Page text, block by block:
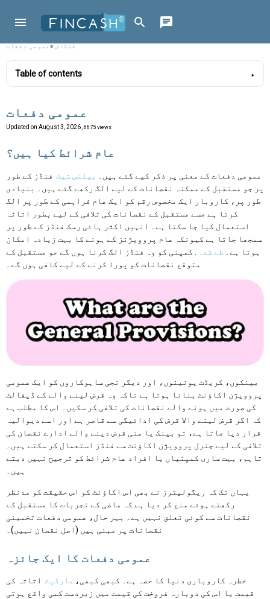
فنکاش»عمومی دفعات
Table of contents
عمومی دفعات
Updated on August 3, 2026 , 6675 views
عام شرائط کیا ہیں؟
عمومی دفعات کے معنی پر ذکر کیے گئے ہیں۔ بیلنس شیٹ فنڈز کے طور
پر جو مستقبل کے ممکنہ نقصانات کے لیے الگ رکھے گئے ہیں۔ بنیادی
طور پر، کاروبار ایک مخصوص رقم کو ایک عام فراہمی کے طور پر الگ
کرتا ہے جسے مستقبل کے نقصانات کی تلافی کے لیے بطور اثاثہ
استعمال کیا جا سکتا ہے۔ انہیں اکثر ہائی رسک فنڈز کے طور پر
سمجھا جاتا ہے کیونکہ عام پروویژنز کے ہونے کا بہت زیادہ امکان
ہوتا ہے۔
طے شدہ
. کمپنی کو وہ فنڈز الگ کرنا ہوں گے جو مستقبل کے
متوقع نقصانات کو پورا کرنے کے لیے کافی ہوں گے۔
بینکوں، کریڈٹ یونینوں، اور دیگر نجی ساہوکاروں کو ایک عمومی
پروویژن اکاؤنٹ بنانا ہوتا ہے تاکہ وہ قرض لینے والے کے ڈیفالٹ
کی صورت میں ہونے والے نقصانات کی تلافی کر سکیں۔ اس کا مطلب ہے
کہ اگر قرض لینے والا قرض کی ادائیگی سے قاصر ہے اور اسے دیوالیہ
قرار دیا جاتا ہے، تو بینک یا منی قرض دینے والے ادارے نقصان کی
تلافی کے لیے جنرل پروویژن اکاؤنٹ سے فنڈز استعمال کر سکتے ہیں۔
تاہم، بہت ساری کمپنیاں یا افراد عام شرائط کو ترجیح نہیں دیتے
ہیں۔
یہاں تک کہ ریگولیٹرز نے بھی اس اکاؤنٹ کو اس حقیقت کو مدنظر
رکھتے ہوئے منع کر دیا ہے کہ ماضی کے تجربات کا مستقبل کے
نقصانات سے کوئی تعلق نہیں ہے۔ بہر حال، عمومی دفعات تخمینی
نقصانات پر مبنی ہیں (اصل نقصان نہیں)۔
عمومی دفعات کا ایک جائزہ
خطرہ کاروباری دنیا کا حصہ ہے۔ کبھی کبھی، مارکیٹ اثاثہ کی
قیمت یا اس کی دوبارہ فروخت کی قیمت میں زبردست کمی واقع ہوتی